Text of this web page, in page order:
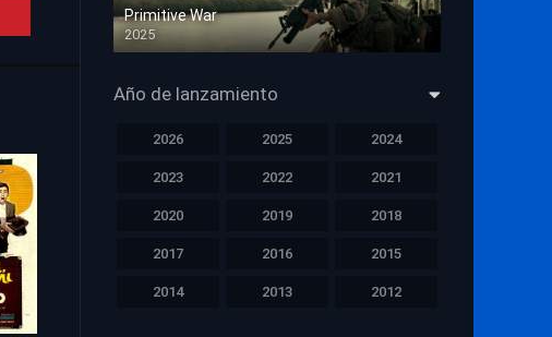
Primitive War
2025
HD 1080p
Año de lanzamiento
2026 2025 2024
2023 2022 2021
2020 2019 2018
2017 2016 2015
2014 2013 2012